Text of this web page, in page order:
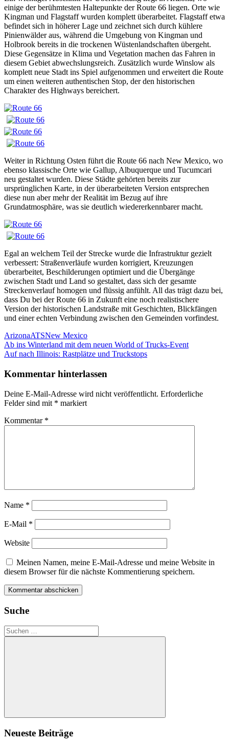
einige der berühmtesten Haltepunkte der Route 66 liegen. Orte wie
Kingman und Flagstaff wurden komplett überarbeitet. Flagstaff etwa
befindet sich in höherer Lage und zeichnet sich durch kühlere
Pinienwälder aus, während die Umgebung von Kingman und
Holbrook bereits in die trockenen Wüstenlandschaften übergeht.
Diese Gegensätze in Klima und Vegetation machen das Fahren in
diesem Gebiet abwechslungsreich. Zusätzlich wurde Winslow als
komplett neue Stadt ins Spiel aufgenommen und erweitert die Route
um einen weiteren authentischen Stop, der den historischen
Charakter des Highways bereichert.
Weiter in Richtung Osten führt die Route 66 nach New Mexico, wo
ebenso klassische Orte wie Gallup, Albuquerque und Tucumcari
neu gestaltet wurden. Diese Städte gehörten bereits zur
ursprünglichen Karte, in der überarbeiteten Version entsprechen
diese nun aber mehr der Realität im Bezug auf ihre
Grundatmosphäre, was sie deutlich wiedererkennbarer macht.
Egal an welchem Teil der Strecke wurde die Infrastruktur gezielt
verbessert: Straßenverläufe wurden korrigiert, Kreuzungen
überarbeitet, Beschilderungen optimiert und die Übergänge
zwischen Stadt und Land so gestaltet, dass sich der gesamte
Streckenverlauf homogen und flüssig anfühlt. All das trägt dazu bei,
dass Du bei der Route 66 in Zukunft eine noch realistischere
Version der historischen Landstraße mit Geschichten, Blickfängen
und einer echten Verbindung zwischen den Gemeinden vorfindest.
ArizonaATSNew Mexico
Beitrags-
Navigation
Vorheriger
Beitrag:
Ab ins Winterland mit dem neuen World of Trucks-Event
Nächster
Auf nach Illinois: Rastplätze und Truckstops
Kommentar hinterlassen
Deine E-Mail-Adresse wird nicht veröffentlicht. Erforderliche
Felder sind mit * markiert
Kommentar *
Name *
E-Mail *
Website
Meinen Namen, meine E-Mail-Adresse und meine Website in
diesem Browser für die nächste Kommentierung speichern.
Suche
Suchen
nach:
Suchen
Neueste Beiträge